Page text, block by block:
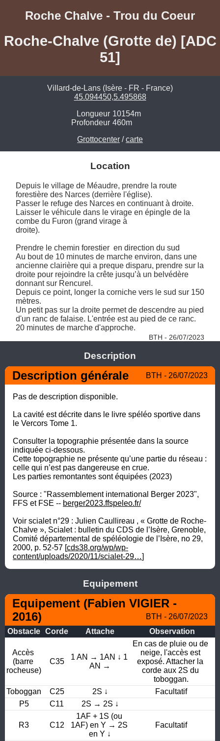
Roche Chalve - Trou du Coeur
Roche-Chalve (Grotte de) [ADC
51]
Villard-de-Lans (Isère - FR - France)
45.094450,5.495868
Longueur 10154m
Profondeur 460m
Grottocenter /carte
Location
Depuis le village de Méaudre, prendre la route
forestière des Narces (derrière l'église).
Passer le refuge des Narces en continuant à droite.
Laisser le véhicule dans le virage en épingle de la
combe du Furon (grand virage à
droite).
Prendre le chemin forestier  en direction du sud
Au bout de 10 minutes de marche environ, dans une
ancienne clairière qui a preque disparu, prendre sur la
droite pour rejoindre la crête jusqu’à un belvédère
donnant sur Rencurel.
Depuis ce point, longer la corniche vers le sud sur 150
mètres.
Un petit pas sur la droite permet de descendre au pied
d'un ranc de falaise. L'entrée est au pied de ce ranc.
20 minutes de marche d'approche.
BTH - 26/07/2023
Description
Description générale BTH - 26/07/2023
Pas de description disponible.
La cavité est décrite dans le livre spéléo sportive dans
le Vercors Tome 1.
Consulter la topographie présentée dans la source
indiquée ci-dessous.
Cette topographie ne présente qu’une partie du réseau :
celle qui n’est pas dangereuse en crue.
Les parties remontantes sont équipées (2023)
Source : "Rassemblement international Berger 2023",
FFS et FSE -- berger2023.ffspeleo.fr/
Voir scialet n°29 : Julien Caullireau , « Grotte de Roche-
Chalve », Scialet : bulletin du CDS de l’Isère, Grenoble,
Comité départemental de spéléologie de l’Isère, no 29,
2000, p. 52-57 [cds38.org/wp/wp-
content/uploads/2020/11/scialet-29…]
Equipement
Equipement (Fabien VIGIER -
2016)
BTH - 26/07/2023
Obstacle Corde Attache Observation
Accès
(barre
rocheuse)
C35
1 AN → 1AN ↓ 1
AN →
En cas de pluie ou de
neige, l'accès est
exposé. Attacher la
corde aux 2S du
toboggan.
Toboggan
C25 2S ↓
Facultatif
P5
C11 2S → 2S ↓
R3 C12
1AF + 1S (ou
1AF) en Y → 2S
en Y ↓
Facultatif